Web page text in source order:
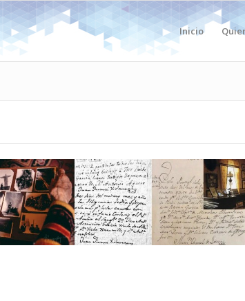
Inicio